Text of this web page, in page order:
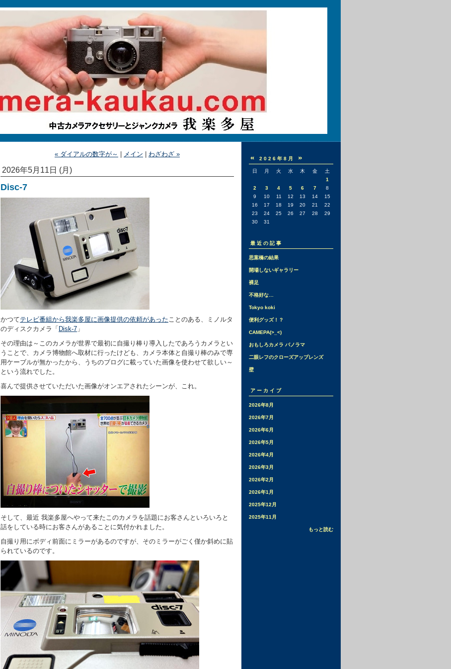
« ダイアルの数字が～ メイン わざわざ »
2026年5月11日 (月)
Disc-7
かつてテレビ番組から我楽多屋に画像提供の依頼があったことのある、ミノルタ
のディスクカメラ「 Disk-7 」
その理由は～このカメラが世界で最初に自撮り棒り導入したであろうカメラとい
うことで、カメラ博物館へ取材に行ったけども、カメラ本体と自撮り棒のみで専
用ケーブルが無かったから、うちのブログに載っていた画像を使わせて欲しい～
という流れでした。
喜んで提供させていただいた画像がオンエアされたシーンが、これ。
そして、最近 我楽多屋へやって来たこのカメラを話題にお客さんといろいろと
話をしている時にお客さんがあることに気付かれました。
自撮り用にボディ前面にミラーがあるのですが、そのミラーがごく僅か斜めに貼
られているのです。
« 2026年8月 »
日 月 火 水 木 金
土
1
2
3 4 5 6 7
8
9
10 11 12 13 14
15
16
17 18 19 20 21
22
23
24 25 26 27 28
29
30
31
最近の記事
思案橋の結果
開場しないギャラリー
裸足
不格好な…
Tokyo koki
便利グッズ！？
CAMEPA(>_<)
おもしろカメラ パノラマ
二眼レフのクローズアップレンズ
壁
アーカイブ
2026年8月
2026年7月
2026年6月
2026年5月
2026年4月
2026年3月
2026年2月
2026年1月
2025年12月
2025年11月
もっと読む